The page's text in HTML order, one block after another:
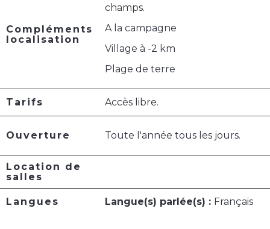
Compléments
localisation
champs.
A la campagne
Village à -2 km
Plage de terre
Tarifs Accès libre.
Ouverture Toute l'année tous les jours.
Location de
salles
Langues Langue(s) parlée(s) : Français